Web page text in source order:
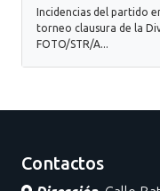
Incidencias del partido
torneo clausura de la
FOTO/STR/A...
Contactos